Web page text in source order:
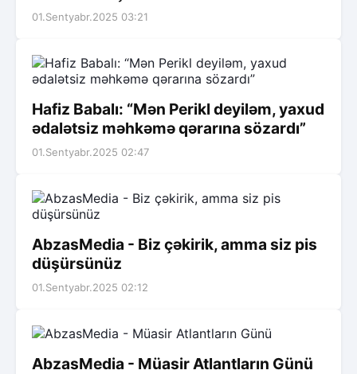
01.Sentyabr.2025 03:21
Hafiz Babalı: “Mən Perikl deyiləm, yaxud
ədalətsiz məhkəmə qərarına sözardı”
01.Sentyabr.2025 02:47
AbzasMedia - Biz çəkirik, amma siz pis
düşürsünüz
01.Sentyabr.2025 02:12
AbzasMedia - Müasir Atlantların Günü